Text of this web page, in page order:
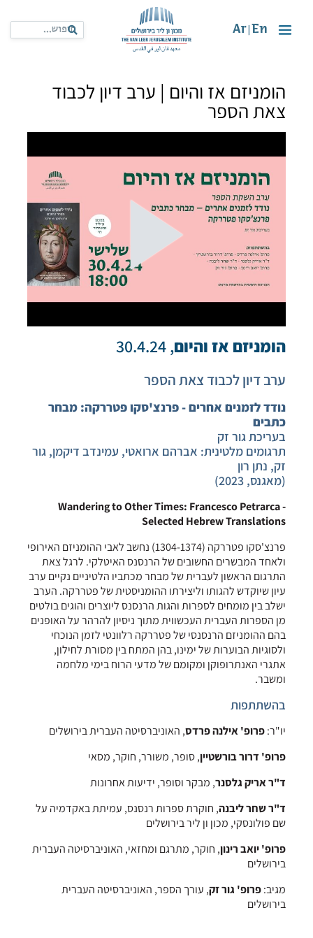
En
Ar
הומניזם אז והיום | ערב דיון לכבוד
צאת הספר
הומניזם אז והיום, 30.4.24
ערב דיון לכבוד צאת הספר
נודד לזמנים אחרים - פרנצ'סקו פטררקה: מבחר
כתבים
בעריכת גור זק
תרגומים מלטינית: אברהם ארואטי, עמינדב דיקמן, גור
זק, נתן רון
(מאגנס, 2023)
Wandering to Other Times: Francesco Petrarca -
Selected Hebrew Translations
פרנצ'סקו פטררקה (1304-1374)
נחשב לאבי ההומניזם האירופי
ולאחד המבשרים החשובים של הרנסנס האיטלקי. לרגל צאת
התרגום הראשון לעברית של מבחר מכתביו הלטיניים נקיים ערב
עיון שיוקדש להגותו וליצירתו ההומניסטית של פטררקה. הערב
ישלב בין מומחים לספרות והגות הרנסנס ליוצרים והוגים בולטים
מן הספרות העברית העכשווית מתוך ניסיון להרהר על האופנים
בהם ההומניזם הרנסנסי של פטררקה רלוונטי לזמן הנוכחי
ולסוגיות הבוערות של ימינו, בהן המתח בין מסורת לחילון,
אתגרי האנתרופוקן ומקומם של מדעי הרוח בימי מלחמה
ומשבר.
בהשתתפות
יו"ר:פרופ' אילנה פרדס, האוניברסיטה העברית בירושלים
פרופ' דרור בורשטיין, סופר, משורר, חוקר, מסאי
ד"ר אריק גלסנר, מבקר וסופר, ידיעות אחרונות
ד"ר שחר ליבנה, חוקרת ספרות רנסנס, עמיתת באקדמיה על
שם פולונסקי, מכון ון ליר בירושלים
פרופ' יואב רינון, חוקר, מתרגם ומחזאי, האוניברסיטה העברית
בירושלים
מגיב:פרופ' גור זק, עורך הספר, האוניברסיטה העברית
בירושלים